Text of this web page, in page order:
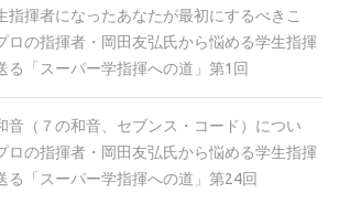
指揮者になったあなたが最初にするべきこ
ロの指揮者・岡田友弘氏から悩める学生指揮
る「スーパー学指揮への道」第1回
音（７の和音、セブンス・コード）につい
ロの指揮者・岡田友弘氏から悩める学生指揮
る「スーパー学指揮への道」第24回